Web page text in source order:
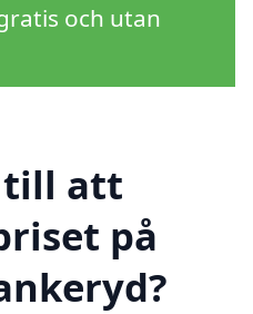
och utan
till att
på